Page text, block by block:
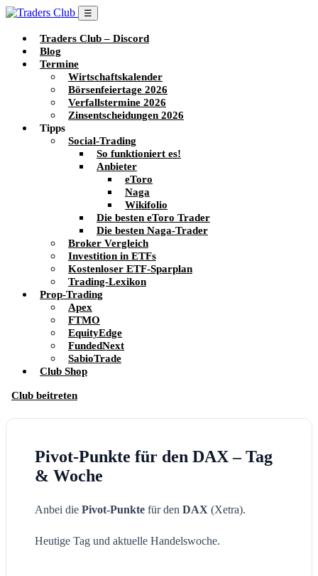
☰
Traders Club – Discord
Blog
Termine
Wirtschaftskalender
Börsenfeiertage 2026
Verfallstermine 2026
Zinsentscheidungen 2026
Tipps
Social-Trading
So funktioniert es!
Anbieter
eToro
Naga
Wikifolio
Die besten eToro Trader
Die besten Naga-Trader
Broker Vergleich
Investition in ETFs
Kostenloser ETF-Sparplan
Trading-Lexikon
Prop-Trading
Apex
FTMO
EquityEdge
FundedNext
SabioTrade
Club Shop
Club beitreten
Pivot-Punkte für den DAX – Tag
& Woche
Anbei die Pivot-Punkte für den DAX (Xetra).
Heutige Tag und aktuelle Handelswoche.